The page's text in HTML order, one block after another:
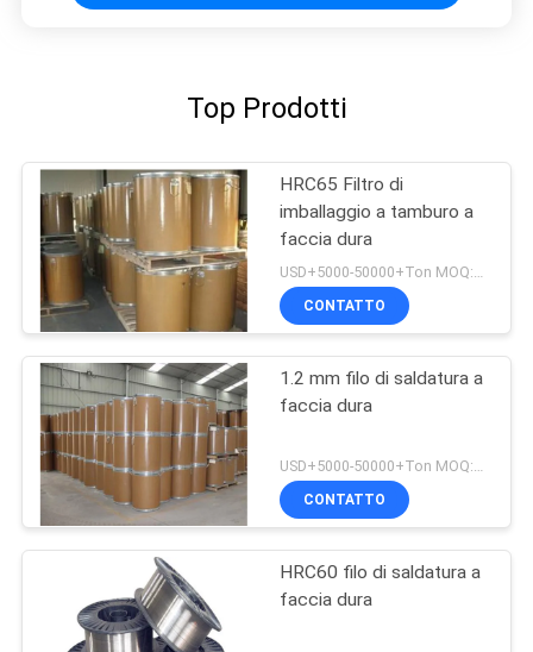
Top Prodotti
HRC65 Filtro di
imballaggio a tamburo a
faccia dura
USD+5000-50000+Ton MOQ:1 tonnellata
CONTATTO
1.2 mm filo di saldatura a
faccia dura
CONTATTO
HRC60 filo di saldatura a
faccia dura